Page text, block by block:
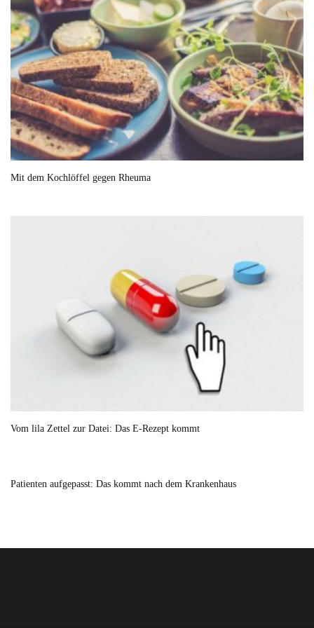
Mit dem Kochlöffel gegen Rheuma
Vom lila Zettel zur Datei: Das E-Rezept kommt
Patienten aufgepasst: Das kommt nach dem Krankenhaus